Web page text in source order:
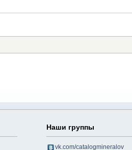
Наши группы
vk.com/catalogmineralov